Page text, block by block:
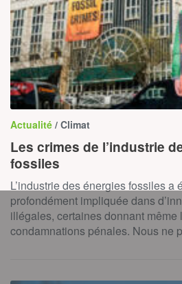
Actualité / Climat
Les crimes de l’industrie
fossiles
L’industrie des énergies fossiles a
profondément impliquée dans
illégales, certaines donnant même
condamnations pénales. Nous ne